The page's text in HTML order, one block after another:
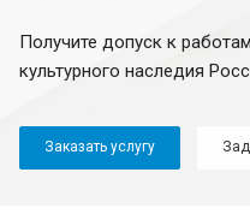
Получите допуск к
культурного наследия
Заказать услугу